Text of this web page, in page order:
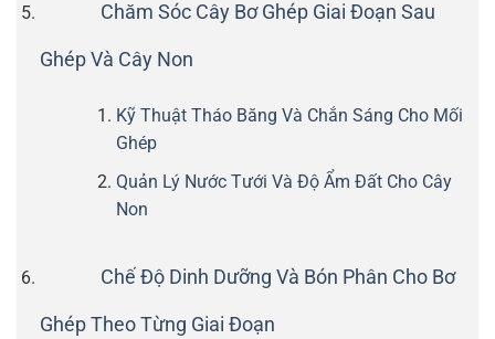
Chăm Sóc Cây Bơ Ghép Giai Đoạn Sau
Ghép Và Cây Non
Kỹ Thuật Tháo Băng Và Chắn Sáng Cho Mối
Ghép
Quản Lý Nước Tưới Và Độ Ẩm Đất Cho Cây
Non
Chế Độ Dinh Dưỡng Và Bón Phân Cho Bơ
Ghép Theo Từng Giai Đoạn